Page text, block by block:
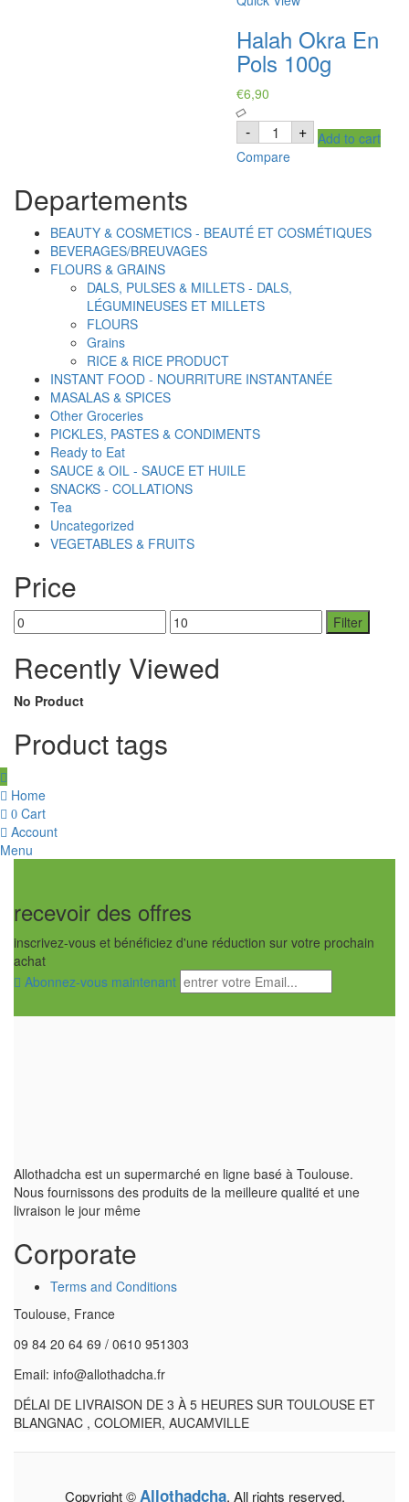
Halah Okra En
Pols 100g
€6,90
- Halah
Okra
En
Pols
+ Add to cart
Compare
Departements
BEAUTY & COSMETICS - BEAUTÉ ET COSMÉTIQUES
BEVERAGES/BREUVAGES
FLOURS & GRAINS
DALS, PULSES & MILLETS - DALS,
LÉGUMINEUSES ET MILLETS
FLOURS
Grains
RICE & RICE PRODUCT
INSTANT FOOD - NOURRITURE INSTANTANÉE
MASALAS & SPICES
Other Groceries
PICKLES, PASTES & CONDIMENTS
Ready to Eat
SAUCE & OIL - SAUCE ET HUILE
SNACKS - COLLATIONS
Tea
Uncategorized
VEGETABLES & FRUITS
Price
Min
price
Max
price
Filter
Recently Viewed
No Product
Product tags
Home
0 Cart
Account
Menu
recevoir des offres
inscrivez-vous et bénéficiez d'une réduction sur votre prochain
achat
Abonnez-vous maintenant
Allothadcha est un supermarché en ligne basé à Toulouse.
Nous fournissons des produits de la meilleure qualité et une
livraison le jour même
Corporate
Terms and Conditions
Toulouse, France
09 84 20 64 69 / 0610 951303
Email: info@allothadcha.fr
DÉLAI DE LIVRAISON DE 3 À 5 HEURES SUR TOULOUSE ET
BLANGNAC , COLOMIER, AUCAMVILLE
Copyright © Allothadcha. All rights reserved.